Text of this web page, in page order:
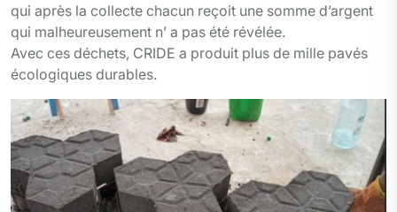
qui après la collecte chacun reçoit une somme d’argent
qui malheureusement n’ a pas été révélée.
Avec ces déchets, CRIDE a produit plus de mille pavés
écologiques durables.